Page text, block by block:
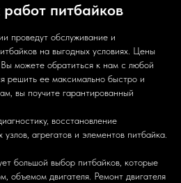
питбайков
проведут обслуживание и
на выгодных условиях. Цены
можете обратиться к нам с любой
решить ее максимально быстро и
вы поучите гарантированный
восстановление
агрегатов и элементов питбайка.
большой выбор питбайков, которые
объемом двигателя. Ремонт двигателя